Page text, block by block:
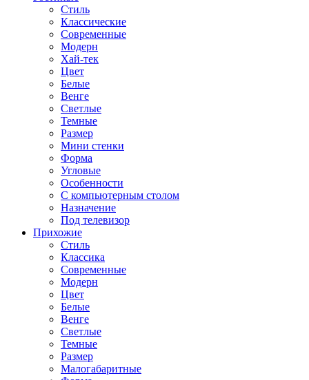
Стиль
Классические
Современные
Модерн
Хай-тек
Цвет
Белые
Венге
Светлые
Темные
Размер
Мини стенки
Форма
Угловые
Особенности
С компьютерным столом
Назначение
Под телевизор
Прихожие
Стиль
Классика
Современные
Модерн
Цвет
Белые
Венге
Светлые
Темные
Размер
Малогабаритные